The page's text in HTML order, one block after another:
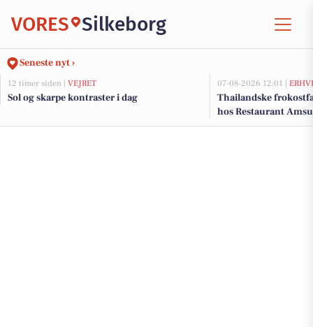
VORES Silkeborg
Seneste nyt ›
12 timer siden | VEJRET
Sol og skarpe kontraster i dag
07-08-2026 12:01 |
Thailandske
hos Restaurant